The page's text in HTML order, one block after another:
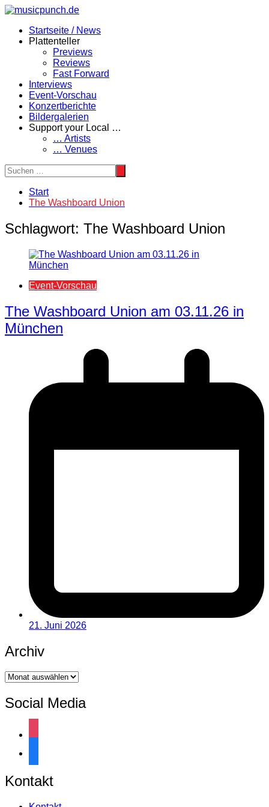
Zum
springenStartseite / News
Plattenteller
Previews
Reviews
Fast Forward
Interviews
Event-Vorschau
Konzertberichte
Bildergalerien
Support your Local …
… Artists
… Venues
Start
The Washboard Union
Schlagwort: The Washboard Union
Event-Vorschau
The Washboard Union am 03.11.26 in
München
21. Juni 2026
Archiv
Archiv
Social Media
Kontakt